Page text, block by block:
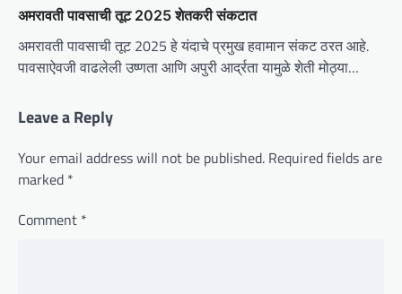
अमरावती पावसाची तूट 2025 शेतकरी संकटात
अमरावती पावसाची तूट 2025 हे यंदाचे प्रमुख हवामान संकट ठरत आहे.
पावसाऐवजी वाढलेली उष्णता आणि अपुरी आर्द्रता यामुळे शेती मोठ्या…
Leave a Reply
Your email address will not be published. Required fields are
marked *
Comment *